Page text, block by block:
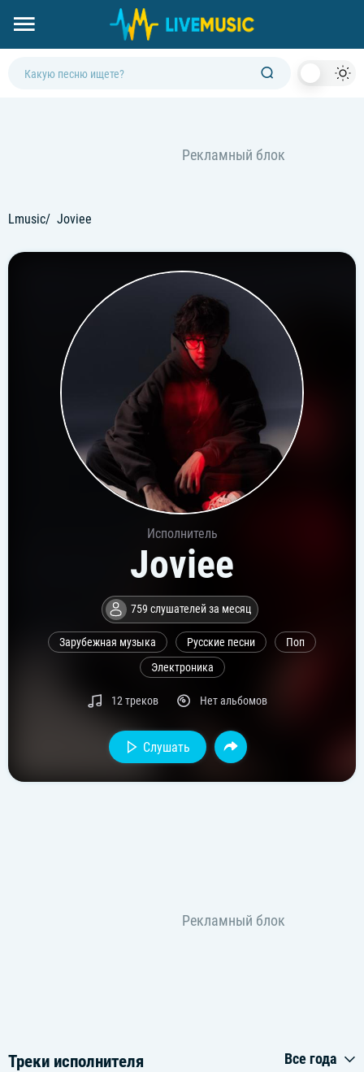
Lmusic Joviee
Исполнитель
Joviee
759 слушателей за месяц
Зарубежная музыка Русские песни
Поп
Электроника
12 треков Нет альбомов
Слушать
Треки исполнителя Все года